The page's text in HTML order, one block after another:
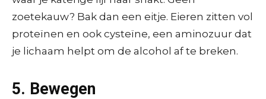
zoetekauw? Bak dan een eitje. Eieren zitten vol
proteïnen en ook cysteïne, een aminozuur dat
je lichaam helpt om de alcohol af te breken.
5. Bewegen